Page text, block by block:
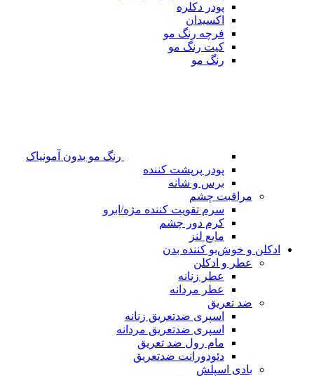
پودر دکلره
اکسیدان
فرچه رنگ مو
کیت رنگ مو
رنگ مو
رنگ مو بدون آمونیاک
پودر پرپشت کننده
برس و شانه
مراقبت چشم
سرم تقویت کننده مژه/ابرو
کرم دور چشم
مایع لنز
ادکلن و خوش‌بو کننده بدن
عطر و ادکلن
عطر زنانه
عطر مردانه
ضد تعریق
اسپری ضدتعریق زنانه
اسپری ضدتعریق مردانه
مام رول ضد تعریق
دئودورانت ضدتعریق
بادی اسپلش